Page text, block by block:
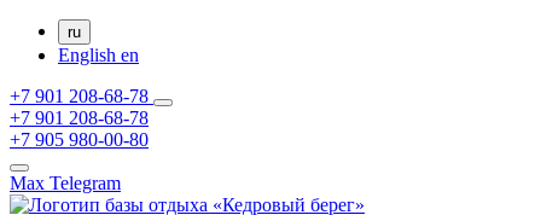
ru
English en
+7 901 208-68-78
+7 901 208-68-78
+7 905 980-00-80
Max Telegram